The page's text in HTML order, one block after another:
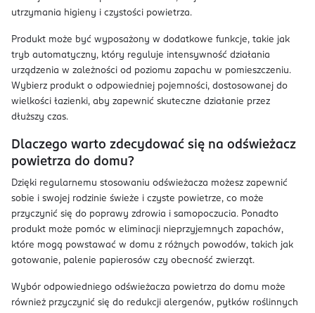
utrzymania higieny i czystości powietrza.
Produkt może być wyposażony w dodatkowe funkcje, takie jak
tryb automatyczny, który reguluje intensywność działania
urządzenia w zależności od poziomu zapachu w pomieszczeniu.
Wybierz produkt o odpowiedniej pojemności, dostosowanej do
wielkości łazienki, aby zapewnić skuteczne działanie przez
dłuższy czas.
Dlaczego warto zdecydować się na odświeżacz
powietrza do domu?
Dzięki regularnemu stosowaniu odświeżacza możesz zapewnić
sobie i swojej rodzinie świeże i czyste powietrze, co może
przyczynić się do poprawy zdrowia i samopoczucia. Ponadto
produkt może pomóc w eliminacji nieprzyjemnych zapachów,
które mogą powstawać w domu z różnych powodów, takich jak
gotowanie, palenie papierosów czy obecność zwierząt.
Wybór odpowiedniego odświeżacza powietrza do domu może
również przyczynić się do redukcji alergenów, pyłków roślinnych